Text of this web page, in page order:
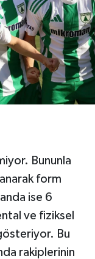
Bununla
form
ise 6
ve fiziksel
Bu
rakiplerinin